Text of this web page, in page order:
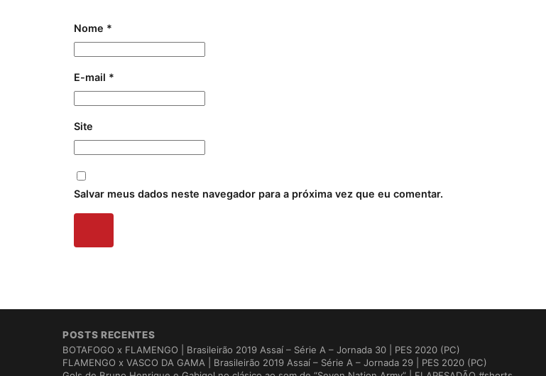
Nome *
E-mail *
Site
Salvar meus dados neste navegador para a próxima vez que eu comentar.
POSTS RECENTES
BOTAFOGO x FLAMENGO | Brasileirão 2019 Assaí – Série A – Jornada 30 | PES 2020 (PC)
FLAMENGO x VASCO DA GAMA | Brasileirão 2019 Assaí – Série A – Jornada 29 | PES 2020 (PC)